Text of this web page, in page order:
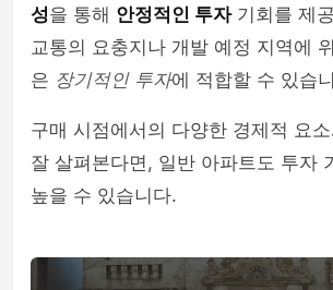
성을 통해 안정적인 투자기회를 제
교통의 요충지나 개발 예정 지역에
은 장기적인 투자에 적합할 수 있습
구매 시점에서의 다양한 경제적 요
잘 살펴본다면, 일반 아파트도 투자
높을 수 있습니다.